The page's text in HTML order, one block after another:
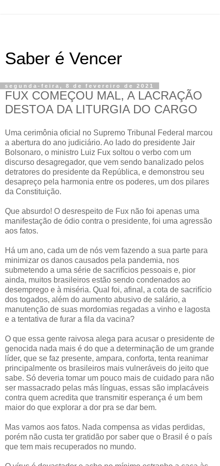
Saber é Vencer
segunda-feira, 8 de fevereiro de 2021
FUX COMEÇOU MAL, A LACRAÇÃO
DESTOA DA LITURGIA DO CARGO
Uma cerimônia oficial no Supremo Tribunal Federal marcou
a abertura do ano judiciário. Ao lado do presidente Jair
Bolsonaro, o ministro Luiz Fux soltou o verbo com um
discurso desagregador, que vem sendo banalizado pelos
detratores do presidente da República, e demonstrou seu
desapreço pela harmonia entre os poderes, um dos pilares
da Constituição.
Que absurdo! O desrespeito de Fux não foi apenas uma
manifestação de ódio contra o presidente, foi uma agressão
aos fatos.
Há um ano, cada um de nós vem fazendo a sua parte para
minimizar os danos causados pela pandemia, nos
submetendo a uma série de sacrifícios pessoais e, pior
ainda, muitos brasileiros estão sendo condenados ao
desemprego e à miséria. Qual foi, afinal, a cota de sacrifício
dos togados, além do aumento abusivo de salário, a
manutenção de suas mordomias regadas a vinho e lagosta
e a tentativa de furar a fila da vacina?
O que essa gente raivosa alega para acusar o presidente de
genocida nada mais é do que a determinação de um grande
líder, que se faz presente, ampara, conforta, tenta reanimar
principalmente os brasileiros mais vulneráveis do jeito que
sabe. Só deveria tomar um pouco mais de cuidado para não
ser massacrado pelas más línguas, essas são implacáveis
contra quem acredita que transmitir esperança é um bem
maior do que explorar a dor pra se dar bem.
Mas vamos aos fatos. Nada compensa as vidas perdidas,
porém não custa ter gratidão por saber que o Brasil é o país
que tem mais recuperados no mundo.